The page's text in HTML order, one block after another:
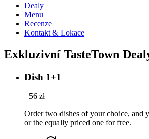
Dealy
Menu
Recenze
Kontakt & Lokace
Exkluzivní TasteTown
Dish 1+1
−56 zł
Order two dishes of your choice, and
or the equally priced one for free.